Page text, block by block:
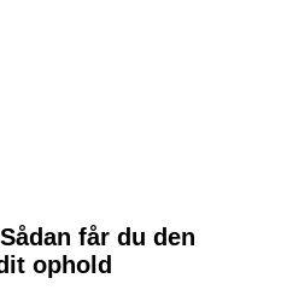
får du den
ophold